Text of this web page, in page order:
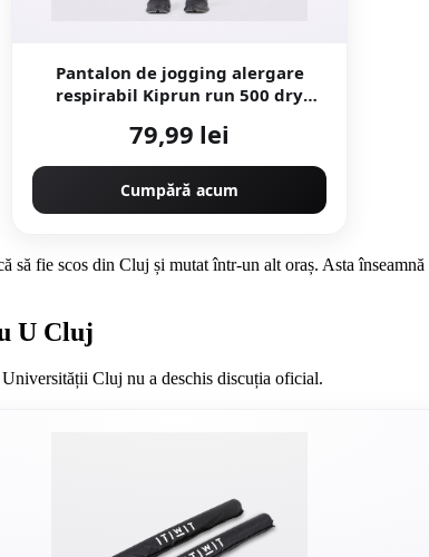
Pantalon de jogging alergare
respirabil Kiprun run 500 dry
79,99 lei
Cumpără acum
fie scos din Cluj și mutat într-un alt oraș. Asta
U Cluj
Cluj nu a deschis discuția oficial.